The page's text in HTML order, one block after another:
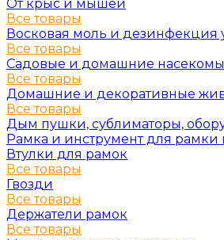
От крыс и мышей
Все товары
Восковая моль и дезинфекция
Все товары
Садовые и домашние
Все товары
Домашние и декоративные
Все товары
Дым пушки, сублиматоры,
Рамка и инструмент для
Втулки для рамок
Все товары
Гвозди
Все товары
Держатели рамок
Все товары